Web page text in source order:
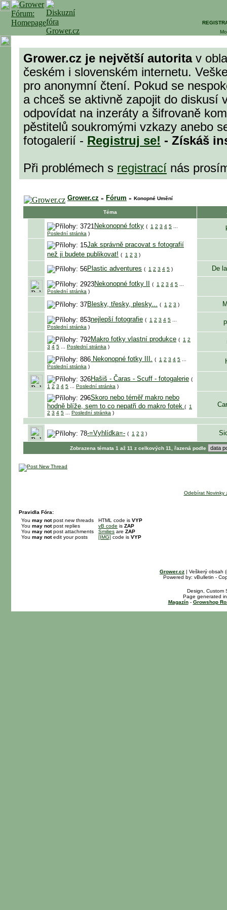
Grower.cz je největší autoritav
českém i slovenském internetu.
pro anonymní čtení. Pokud se
a chceš se aktivně zapojit do diskusí
odpovídat na inzeráty a šifrovaně
pěstitelů soukromými vzkazy anebo
fotogalerií - Registruj se! - Získáš
Při problémech s registrací nás
Grower.cz » Fórum » Konopné Umění
Téma
Nekonopné fotky ( 1 2 3 4 5
Poslední stránka )
Jak správně pracovat s fotografií
než ji budete publikovat! ( 1 2 3 )
Plastic adventures ( 1 2 3 4 5 )
De
Nekonopné fotky II
( 1 2 3 4 5
Poslední stránka )
Blesky, třesky, plesky... ( 1 2 3 )
nejlepší fotografie ( 1 2 3 4 5
Poslední stránka )
Makro fotky vlastní produkce ( 1 2
3 4 5 Poslední stránka )
Nekonopné fotky III. ( 1 2 3 4 5
Poslední stránka )
Hašiš - Čaras - Scuff - fotogalerie (
1 2 3 4 5 Poslední stránka )
Skoro nebo téměř makro nebo
hodně blíže, sem to co nepatři do makro fotek (
1
2 3 4 5 Poslední stránka )
-=Vyhlídka=- ( 1 2 3 )
Zobrazena témata 1 až 11 z celkových 11, řazená podle
Odebírat Novinky
Pravidla Fóra:
You may notpost new threads
You may notpost replies
You may notpost attachments
You may notedit your posts
HTML code is VYP
vB code is ZAP
Smilies are ZAP
[IMG] code is VYP
Grower.cz | Veškerý obsah
Powered by: vBulletin -
Design, Custom
Page generated
Magazín- Growshop